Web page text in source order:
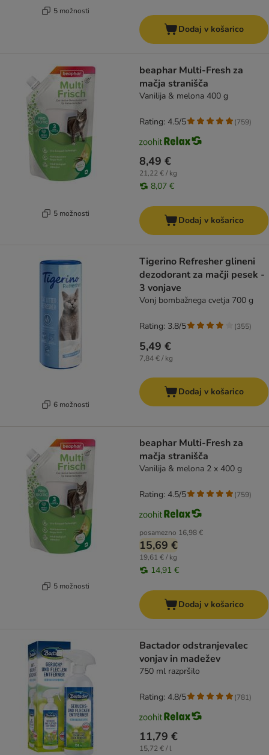
5 možnosti
Dodaj v košarico
5 možnosti
beaphar Multi-Fresh za
mačja stranišča
Vanilija & melona 400 g
8,49 €
21,22 € / kg
8,07 €
Rating: 4.5/5 (759)
Dodaj v košarico
6 možnosti
Tigerino Refresher glineni
dezodorant za mačji pesek -
3 vonjave
Vonj bombažnega cvetja 700 g
5,49 €
7,84 € / kg
Rating: 3.8/5 (355)
Dodaj v košarico
5 možnosti
beaphar Multi-Fresh za
mačja stranišča
Vanilija & melona 2 x 400 g
posamezno 16,98 €
15,69 €
19,61 € / kg
14,91 €
Rating: 4.5/5 (759)
Dodaj v košarico
Bactador odstranjevalec
vonjav in madežev
750 ml razpršilo
11,79 €
15,72 € / l
Rating: 4.8/5 (781)